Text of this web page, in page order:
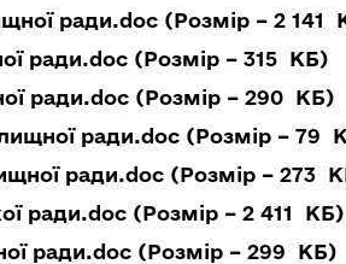
ради.doc (Розмір – 2 141
ради.doc (Розмір – 315 КБ)
ради.doc (Розмір – 290 КБ)
ради.doc (Розмір – 79
ради.doc (Розмір – 273
ради.doc (Розмір – 2 411 КБ)
ради.doc (Розмір – 299 КБ)